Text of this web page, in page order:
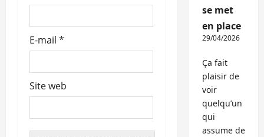
l
e
E-mail *
Site web
se met
en place
29/04/2026
Ça fait
plaisir de
voir
quelqu’un
qui
assume de